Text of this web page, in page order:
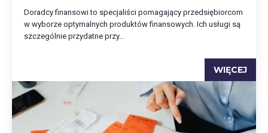
Doradcy finansowi to specjaliści pomagający przedsiębiorcom
w wyborze optymalnych produktów finansowych. Ich usługi są
szczególnie przydatne przy...
WIĘCEJ